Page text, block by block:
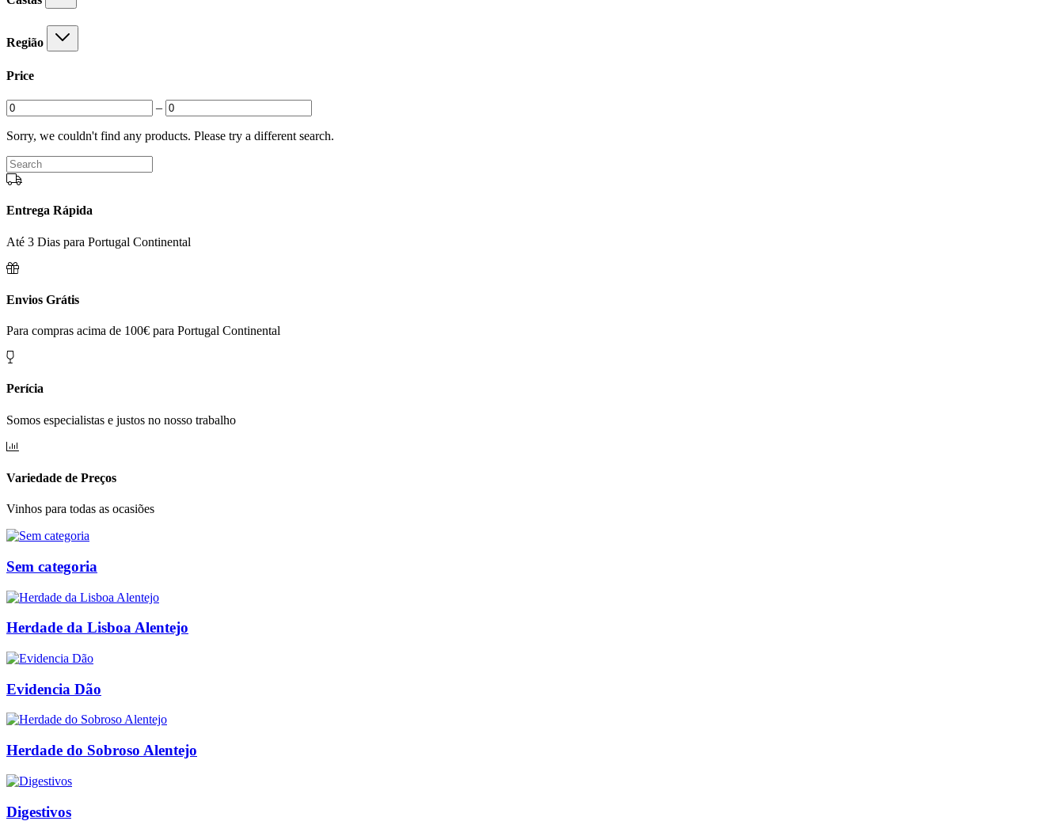
Região
Price
–
Sorry, we couldn't find any products. Please try a different search.
Entrega Rápida
Até 3 Dias para Portugal Continental
Envios Grátis
Para compras acima de 100€ para Portugal Continental
Perícia
Somos especialistas e justos no nosso trabalho
Variedade de Preços
Vinhos para todas as ocasiões
Sem categoria
Herdade da Lisboa Alentejo
Evidencia Dão
Herdade do Sobroso Alentejo
Digestivos